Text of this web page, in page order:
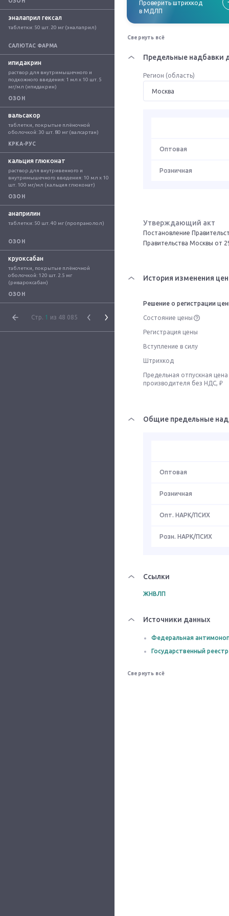
эналаприл гексал
таблетки: 50 шт. 20 мг (эналаприл)
САЛЮТАС ФАРМА
ипидакрин
раствор для внутримышечного и
подкожного введения: 1 мл x 10 шт. 5
мг/мл (ипидакрин)
ОЗОН
вальсакор
таблетки, покрытые плёночной
оболочкой: 30 шт. 80 мг (валсартан)
КРКА-РУС
кальция глюконат
раствор для внутривенного и
внутримышечного введения: 10 мл x 10
шт. 100 мг/мл (кальция глюконат)
ОЗОН
анаприлин
таблетки: 50 шт. 40 мг (пропранолол)
ОЗОН
круоксабан
таблетки, покрытые плёночной
оболочкой: 120 шт. 2.5 мг
(ривароксабан)
ОЗОН
Стр. 1 из 48 085
Проверить штрихкод
в МДЛП
Свернуть всё
Предельные надбавки
Регион (область)
Оптовая
Розничная
Утверждающий акт
Постановление
Правительства Москвы от
История изменения цен
Решение о регистрации
Состояние цены
Регистрация цены
Вступление в силу
Штрихкод
Предельная отпускная цена
производителя без НДС, ₽
Общие предельные
Оптовая
Розничная
Опт. НАРК/ПСИХ
Розн. НАРК/ПСИХ
Ссылки
ЖНВЛП
Источники данных
Федеральная
Государственный
Свернуть всё